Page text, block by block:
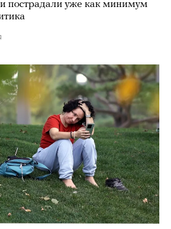
пострадали уже как минимум